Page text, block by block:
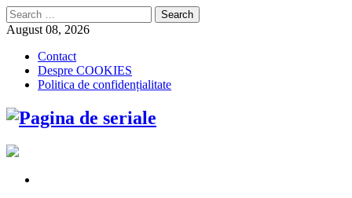
Search
for:
August 08, 2026
Contact
Despre COOKIES
Politica de confidențialitate